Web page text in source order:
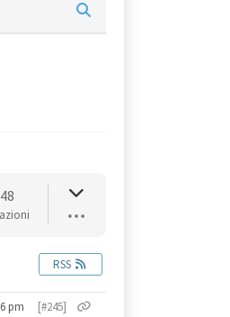
RSS
pm [#245]